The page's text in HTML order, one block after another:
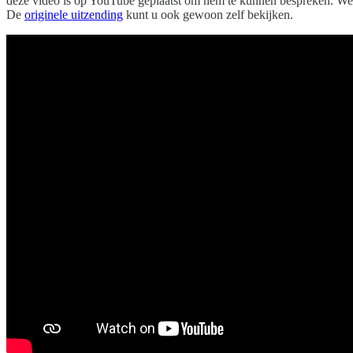
De originele uitzending kunt u ook gewoon zelf bekijken.